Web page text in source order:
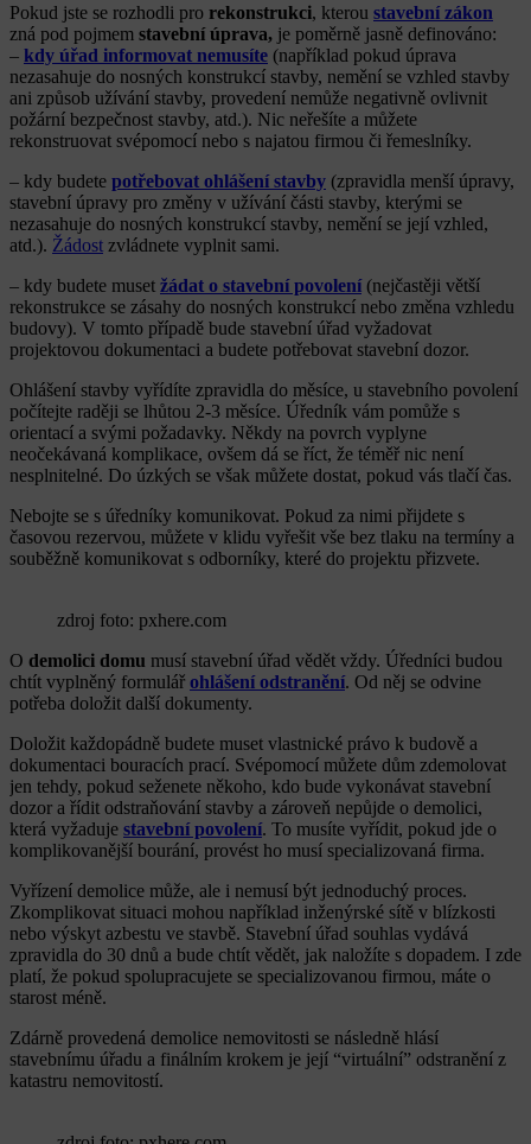
Pokud jste se rozhodli pro rekonstrukci, kterou stavební zákon
zná pod pojmem stavební úprava, je poměrně jasně definováno:
– kdy úřad informovat nemusíte (například pokud úprava
nezasahuje do nosných konstrukcí stavby, nemění se vzhled stavby
ani způsob užívání stavby, provedení nemůže negativně ovlivnit
požární bezpečnost stavby, atd.). Nic neřešíte a můžete
rekonstruovat svépomocí nebo s najatou firmou či řemeslníky.
– kdy budete potřebovat ohlášení stavby (zpravidla menší úpravy,
stavební úpravy pro změny v užívání části stavby, kterými se
nezasahuje do nosných konstrukcí stavby, nemění se její vzhled,
atd.). Žádost zvládnete vyplnit sami.
– kdy budete muset žádat o stavební povolení (nejčastěji větší
rekonstrukce se zásahy do nosných konstrukcí nebo změna vzhledu
budovy). V tomto případě bude stavební úřad vyžadovat
projektovou dokumentaci a budete potřebovat stavební dozor.
Ohlášení stavby vyřídíte zpravidla do měsíce, u stavebního povolení
počítejte raději se lhůtou 2-3 měsíce. Úředník vám pomůže s
orientací a svými požadavky. Někdy na povrch vyplyne
neočekávaná komplikace, ovšem dá se říct, že téměř nic není
nesplnitelné. Do úzkých se však můžete dostat, pokud vás tlačí čas.
Nebojte se s úředníky komunikovat. Pokud za nimi přijdete s
časovou rezervou, můžete v klidu vyřešit vše bez tlaku na termíny a
souběžně komunikovat s odborníky, které do projektu přizvete.
zdroj foto: pxhere.com
O demolici domu musí stavební úřad vědět vždy. Úředníci budou
chtít vyplněný formulář ohlášení odstranění. Od něj se odvine
potřeba doložit další dokumenty.
Doložit každopádně budete muset vlastnické právo k budově a
dokumentaci bouracích prací. Svépomocí můžete dům zdemolovat
jen tehdy, pokud seženete někoho, kdo bude vykonávat stavební
dozor a řídit odstraňování stavby a zároveň nepůjde o demolici,
která vyžaduje stavební povolení. To musíte vyřídit, pokud jde o
komplikovanější bourání, provést ho musí specializovaná firma.
Vyřízení demolice může, ale i nemusí být jednoduchý proces.
Zkomplikovat situaci mohou například inženýrské sítě v blízkosti
nebo výskyt azbestu ve stavbě. Stavební úřad souhlas vydává
zpravidla do 30 dnů a bude chtít vědět, jak naložíte s dopadem. I zde
platí, že pokud spolupracujete se specializovanou firmou, máte o
starost méně.
Zdárně provedená demolice nemovitosti se následně hlásí
stavebnímu úřadu a finálním krokem je její “virtuální” odstranění z
katastru nemovitostí.